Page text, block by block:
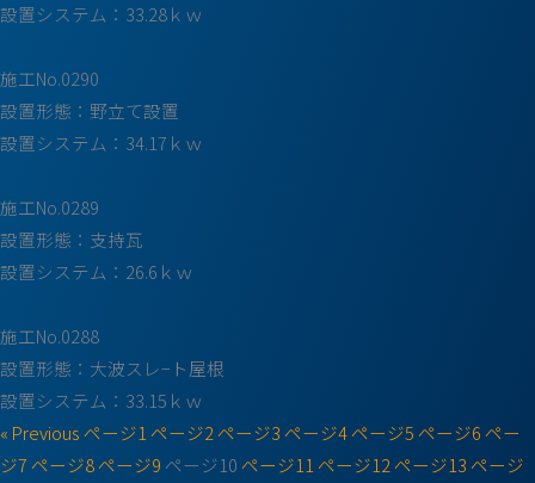
設置システム：33.28ｋｗ
施工No.0290
設置形態：野立て設置
設置システム：34.17ｋｗ
施工No.0289
設置形態：支持瓦
設置システム：26.6ｋｗ
施工No.0288
設置形態：大波スレ−ト屋根
設置システム：33.15ｋｗ
« Previousページ1 ページ2ページ3ページ4ページ5ページ6ペー
ジ7ページ8ページ9 ページ10ページ11 ページ12ページ13ページ